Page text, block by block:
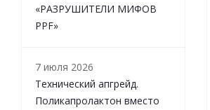
«РАЗРУШИТЕЛИ МИФОВ
PPF»
7 июля 2026
Технический апгрейд.
Поликапролактон вместо